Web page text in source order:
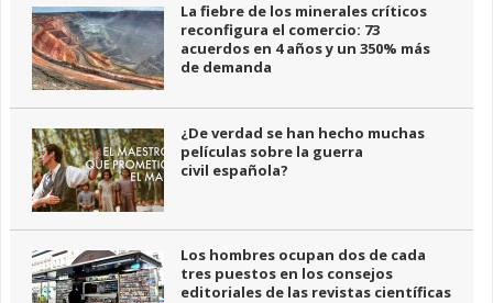
La fiebre de los minerales críticos
reconfigura el comercio: 73
acuerdos en 4 años y un 350% más
de demanda
¿De verdad se han hecho muchas
películas sobre la guerra
civil española?
Los hombres ocupan dos de cada
tres puestos en los consejos
editoriales de las revistas científicas